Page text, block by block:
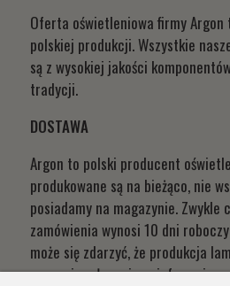
Oferta oświetleniowa firmy
polskiej produkcji. Wszystkie
są z wysokiej jakości
tradycji.
DOSTAWA
Argon to polski producent
produkowane są na bieżąco, nie
posiadamy na magazynie. Zwykle
zamówienia wynosi 10 dni
może się zdarzyć, że produkcja
czym niezwłocznie